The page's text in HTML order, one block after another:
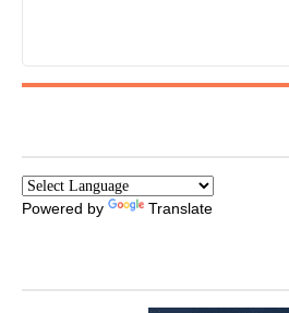
Powered by Translate